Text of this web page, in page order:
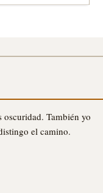
También yo
el camino.